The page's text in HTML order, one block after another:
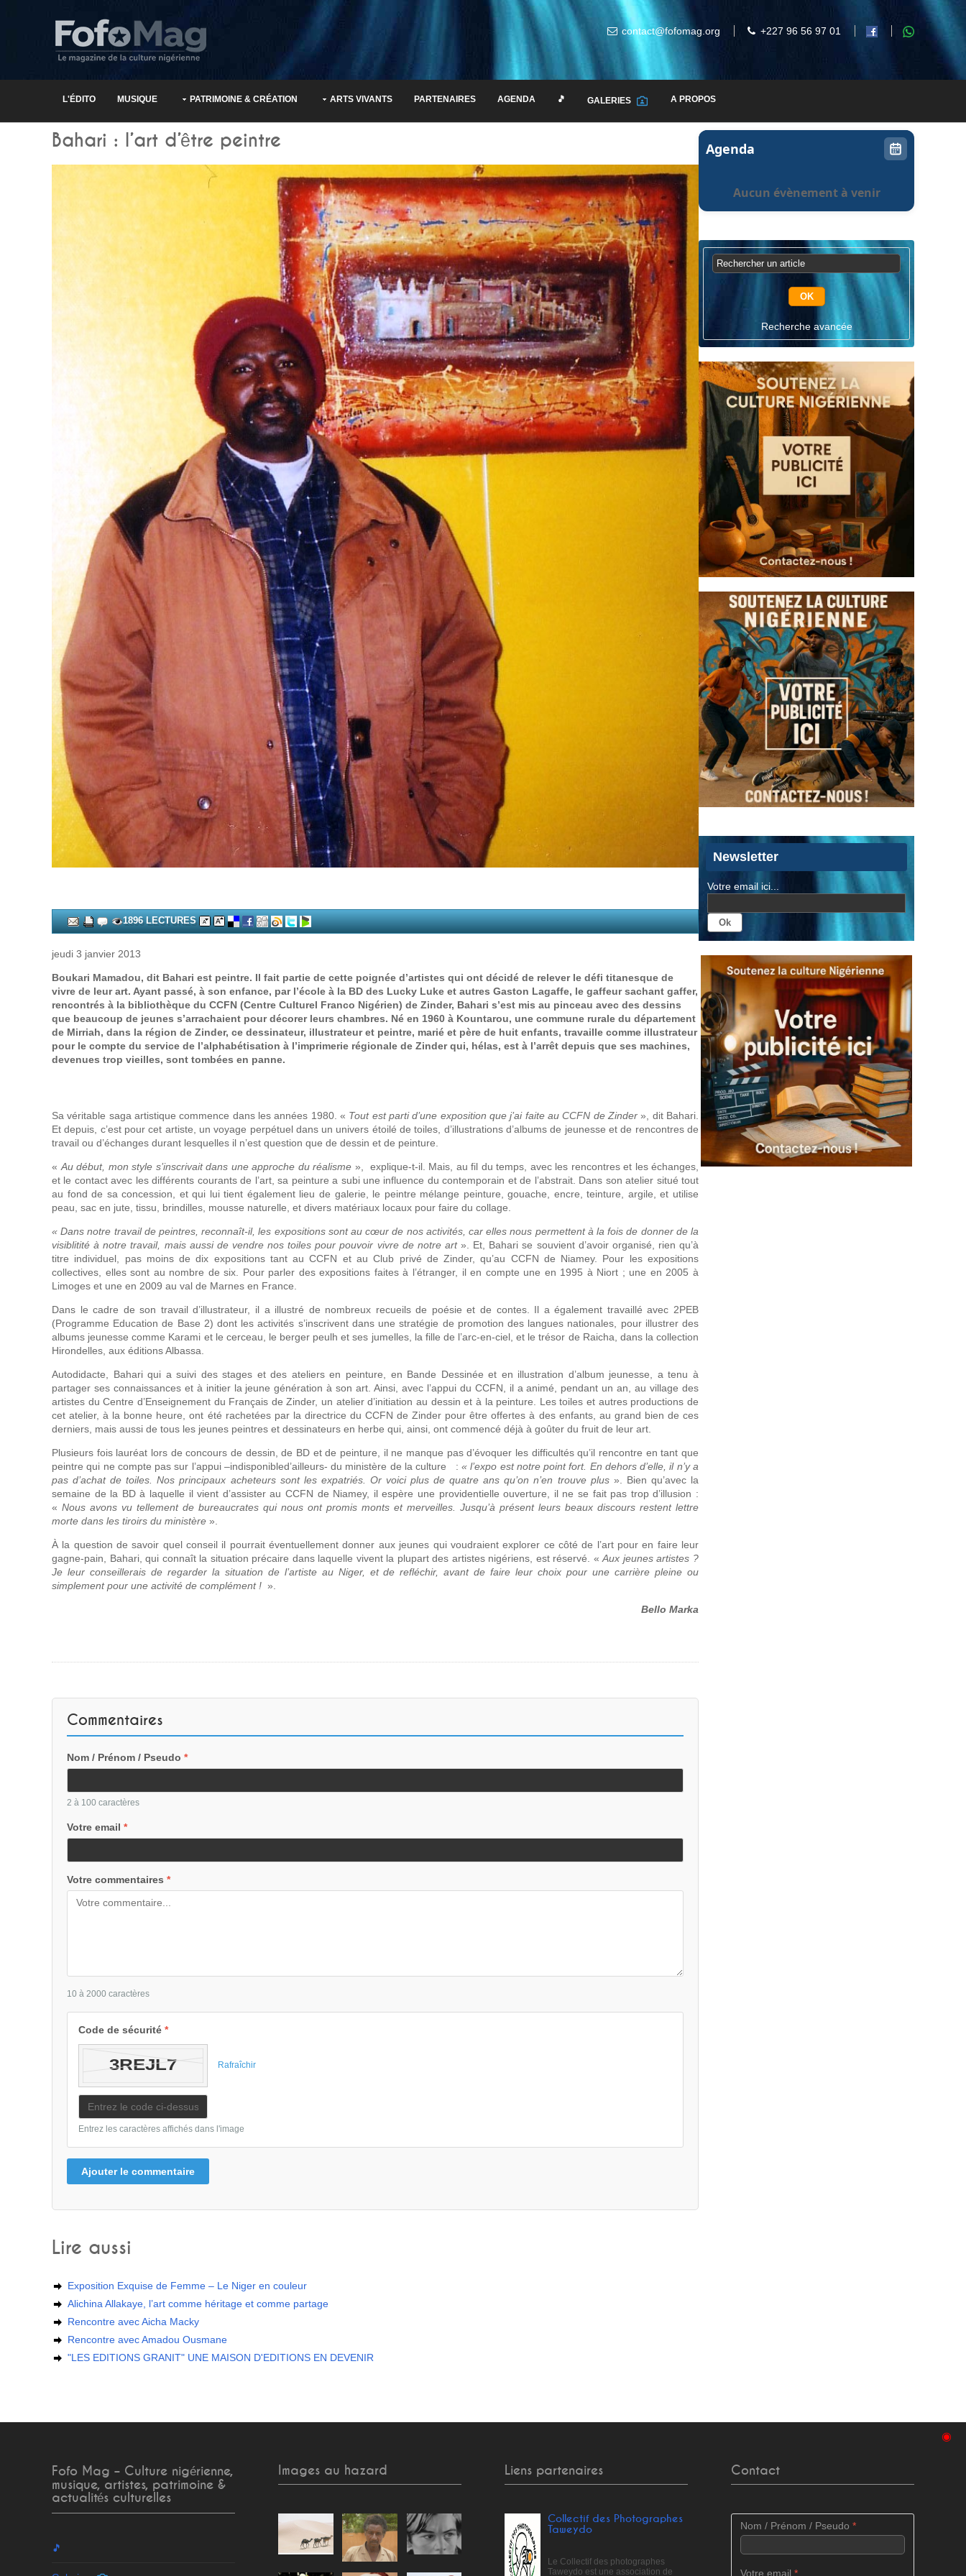
contact@fofomag.org +227 96 56 97 01
L'ÉDITO MUSIQUE PATRIMOINE & CRÉATION ARTS VIVANTS PARTENAIRES AGENDA 🎵 GALERIES A PROPOS
Bahari : l’art d’être peintre
1896 LECTURES
jeudi 3 janvier 2013
Boukari Mamadou, dit Bahari est peintre. Il fait partie de cette poignée d’artistes qui ont décidé de relever le défi titanesque de
vivre de leur art. Ayant passé, à son enfance, par l’école à la BD des Lucky Luke et autres Gaston Lagaffe, le gaffeur sachant gaffer,
rencontrés à la bibliothèque du CCFN (Centre Culturel Franco Nigérien) de Zinder, Bahari s’est mis au pinceau avec des dessins
que beaucoup de jeunes s’arrachaient pour décorer leurs chambres. Né en 1960 à Kountarou, une commune rurale du département
de Mirriah, dans la région de Zinder, ce dessinateur, illustrateur et peintre, marié et père de huit enfants, travaille comme illustrateur
pour le compte du service de l’alphabétisation à l’imprimerie régionale de Zinder qui, hélas, est à l’arrêt depuis que ses machines,
devenues trop vieilles, sont tombées en panne.
Sa véritable saga artistique commence dans les années 1980. « Tout est parti d’une exposition que j’ai faite au CCFN de Zinder », dit Bahari.
Et depuis, c’est pour cet artiste, un voyage perpétuel dans un univers étoilé de toiles, d’illustrations d’albums de jeunesse et de rencontres de
travail ou d’échanges durant lesquelles il n’est question que de dessin et de peinture.
« Au début, mon style s’inscrivait dans une approche du réalisme », explique-t-il. Mais, au fil du temps, avec les rencontres et les échanges,
et le contact avec les différents courants de l’art, sa peinture a subi une influence du contemporain et de l’abstrait. Dans son atelier situé tout
au fond de sa concession, et qui lui tient également lieu de galerie, le peintre mélange peinture, gouache, encre, teinture, argile, et utilise
peau, sac en jute, tissu, brindilles, mousse naturelle, et divers matériaux locaux pour faire du collage.
« Dans notre travail de peintres, reconnaît-il, les expositions sont au cœur de nos activités, car elles nous permettent à la fois de donner de la
visiblitité à notre travail, mais aussi de vendre nos toiles pour pouvoir vivre de notre art». Et, Bahari se souvient d’avoir organisé, rien qu’à
titre individuel, pas moins de dix expositions tant au CCFN et au Club privé de Zinder, qu’au CCFN de Niamey. Pour les expositions
collectives, elles sont au nombre de six. Pour parler des expositions faites à l’étranger, il en compte une en 1995 à Niort ; une en 2005 à
Limoges et une en 2009 au val de Marnes en France.
Dans le cadre de son travail d’illustrateur, il a illustré de nombreux recueils de poésie et de contes. Il a également travaillé avec 2PEB
(Programme Education de Base 2) dont les activités s’inscrivent dans une stratégie de promotion des langues nationales, pour illustrer des
albums jeunesse comme Karami et le cerceau, le berger peulh et ses jumelles, la fille de l’arc-en-ciel, et le trésor de Raicha, dans la collection
Hirondelles, aux éditions Albassa.
Autodidacte, Bahari qui a suivi des stages et des ateliers en peinture, en Bande Dessinée et en illustration d’album jeunesse, a tenu à
partager ses connaissances et à initier la jeune génération à son art. Ainsi, avec l’appui du CCFN, il a animé, pendant un an, au village des
artistes du Centre d’Enseignement du Français de Zinder, un atelier d’initiation au dessin et à la peinture. Les toiles et autres productions de
cet atelier, à la bonne heure, ont été rachetées par la directrice du CCFN de Zinder pour être offertes à des enfants, au grand bien de ces
derniers, mais aussi de tous les jeunes peintres et dessinateurs en herbe qui, ainsi, ont commencé déjà à goûter du fruit de leur art.
Plusieurs fois lauréat lors de concours de dessin, de BD et de peinture, il ne manque pas d’évoquer les difficultés qu’il rencontre en tant que
peintre qui ne compte pas sur l’appui –indisponibled’ailleurs- du ministère de la culture :« l’expo est notre point fort. En dehors d’elle, il n’y a
pas d’achat de toiles. Nos principaux acheteurs sont les expatriés. Or voici plus de quatre ans qu’on n’en trouve plus». Bien qu’avec la
semaine de la BD à laquelle il vient d’assister au CCFN de Niamey, il espère une providentielle ouverture, il ne se fait pas trop d’illusion :
« Nous avons vu tellement de bureaucrates qui nous ont promis monts et merveilles. Jusqu’à présent leurs beaux discours restent lettre
morte dans les tiroirs du ministère ».
À la question de savoir quel conseil il pourrait éventuellement donner aux jeunes qui voudraient explorer ce côté de l’art pour en faire leur
gagne-pain, Bahari, qui connaît la situation précaire dans laquelle vivent la plupart des artistes nigériens, est réservé. «Aux jeunes artistes ?
Je leur conseillerais de regarder la situation de l’artiste au Niger, et de refléchir, avant de faire leur choix pour une carrière pleine ou
simplement pour une activité de complément ! ».
Bello Marka
Commentaires
Nom / Prénom / Pseudo *
2 à 100 caractères
Votre email *
Votre commentaires *
10 à 2000 caractères
Code de sécurité *
Rafraîchir
Entrez les caractères affichés dans l'image
Ajouter le commentaire
Lire aussi
Exposition Exquise de Femme – Le Niger en couleur
Alichina Allakaye, l’art comme héritage et comme partage
Rencontre avec Aicha Macky
Rencontre avec Amadou Ousmane
"LES EDITIONS GRANIT" UNE MAISON D'EDITIONS EN DEVENIR
Agenda
Aucun évènement à venir
Recherche avancée
Newsletter
Votre email ici...
◉
Fofo Mag – Culture nigérienne,
musique, artistes, patrimoine &
actualités culturelles
🎵
Images au hazard Liens partenaires
Collectif des Photographes
Taweydo
Le Collectif des photographes
Taweydo est une association de
Contact
Nom / Prénom / Pseudo *
Votre email *